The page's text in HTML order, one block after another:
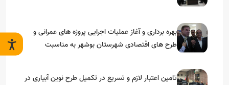
بهره برداری و آغاز عملیات اجرایی پروژه های عمرانی و
طرح های اقتصادی شهرستان بوشهر به مناسبت
تامین اعتبار لازم و تسریع در تکمیل طرح نوین آبیاری در